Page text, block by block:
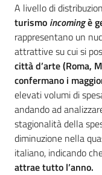
A livello di
turismo incomingè
rappresentano un
attrattive su cui si
città d’arte (Roma,
confermano i
elevati volumi di
andando ad
stagionalità della
diminuzione nella
italiano, indicando
attrae tutto l’anno.